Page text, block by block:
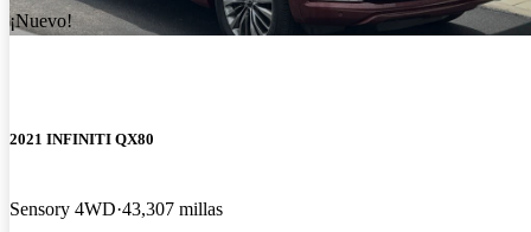
¡Nuevo!
2021 INFINITI QX80
Sensory 4WD 43,307 millas